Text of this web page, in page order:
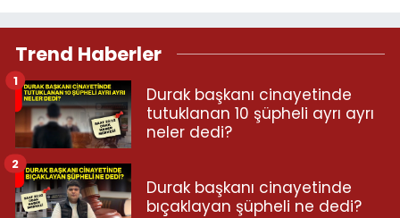
Trend Haberler
Durak başkanı cinayetinde
tutuklanan 10 şüpheli ayrı ayrı
neler dedi?
1
Durak başkanı cinayetinde
bıçaklayan şüpheli ne dedi?
2